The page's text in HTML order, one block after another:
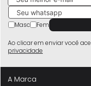
Masc Fem
Ao clicar em enviar você
privacidade
A Marca